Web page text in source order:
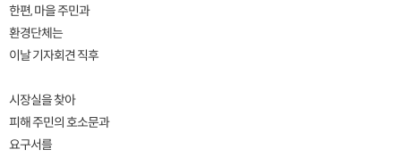
한편, 마을 주민과
환경단체는
이날 기자회견 직후
시장실을 찾아
피해 주민의 호소문과
요구서를